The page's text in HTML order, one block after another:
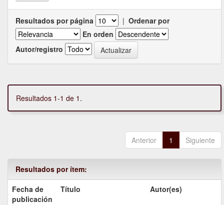
Resultados por página | Ordenar por
En orden
Autor/registro
Resultados 1-1 de 1.
Anterior 1 Siguiente
Resultados por ítem:
Fecha de
publicación
Título Autor(es)